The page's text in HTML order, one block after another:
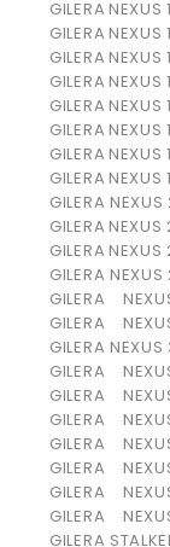
GILERA NEXUS
GILERA NEXUS
GILERA NEXUS
GILERA NEXUS
GILERA NEXUS
GILERA NEXUS
GILERA NEXUS
GILERA NEXUS
GILERA
GILERA NEXUS
GILERA NEXUS
GILERA
GILERA
GILERA
GILERA
GILERA
GILERA
GILERA
GILERA
GILERA
GILERA
GILERA
GILERA